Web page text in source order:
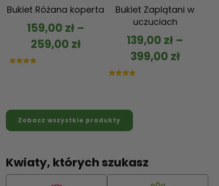
Bukiet Różana koperta
159,00 zł–
259,00 zł
Bukiet Zaplątani w
uczuciach
139,00 zł –
399,00 zł
Zobacz wszystkie produkty
Kwiaty, których szukasz